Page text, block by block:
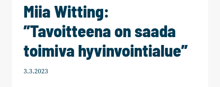
Miia Witting:
”Tavoitteena on saada
toimiva hyvinvointialue”
3.3.2023